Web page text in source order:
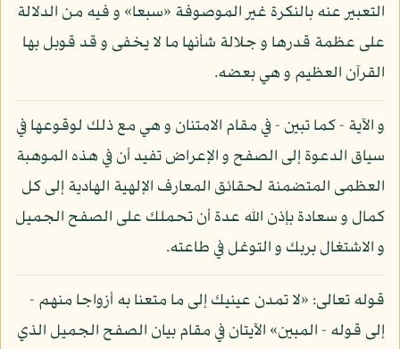
التعبير عنه بالنكرة غير الموصوفة «سبعا» و فيه من الدلالة
على عظمة قدرها و جلالة شأنها ما لا يخفى و قد قوبل بها
القرآن العظيم و هي بعضه.
و الآية - كما تبين - في مقام الامتنان و هي مع ذلك لوقوعها في
سياق الدعوة إلى الصفح و الإعراض تفيد أن في هذه الموهبة
العظمى المتضمنة لحقائق المعارف الإلهية الهادية إلى كل
كمال و سعادة بإذن الله عدة أن تحملك على الصفح الجميل
و الاشتغال بربك و التوغل في طاعته.
قوله تعالى: «لا تمدن عينيك إلى ما متعنا به أزواجا منهم -
إلى قوله - المبين» الآيتان في مقام بيان الصفح الجميل الذي